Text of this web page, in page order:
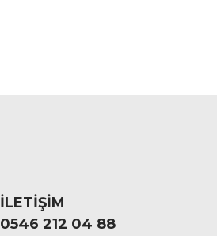
İLETİŞİM
0546 212 04 88